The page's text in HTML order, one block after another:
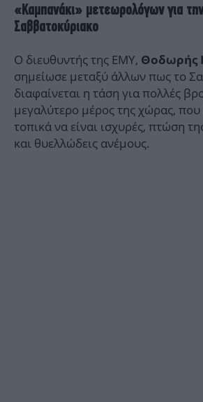
«Καμπανάκι» μετεωρολόγων για
Σαββατοκύριακο
Ο διευθυντής της ΕΜΥ, Θοδωρής
σημείωσε μεταξύ άλλων πως το
διαφαίνεται η τάση για πολλές
μεγαλύτερο μέρος της χώρας, που
τοπικά να είναι ισχυρές, πτώση
και θυελλώδεις ανέμους.